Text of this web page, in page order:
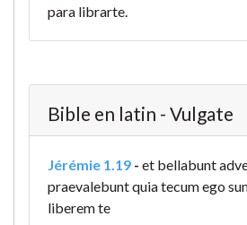
para librarte.
Bible en latin - Vulgate
Jérémie 1.19 - et bellabunt
praevalebunt quia tecum ego
liberem te